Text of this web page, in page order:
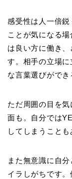
感受性は人一倍
ことが気になる
は良い方に働き
す。相手の立場
な言葉選びができ
ただ周囲の目を
面も。自分では
してしまうことも
また無意識に自
イラしがちです